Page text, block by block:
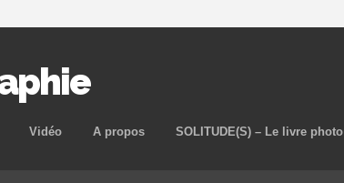
Vidéo A propos SOLITUDE(S) – Le livre photo